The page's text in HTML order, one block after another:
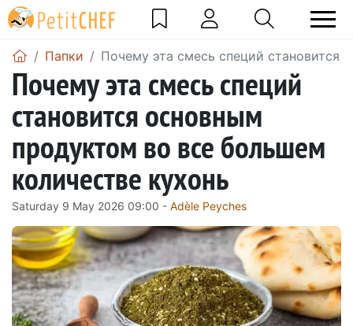
Папки Почему эта смесь специй становится
Почему эта смесь специй
становится основным
продуктом во все большем
количестве кухонь
Saturday 9 May 2026 09:00 - Adèle Peyches